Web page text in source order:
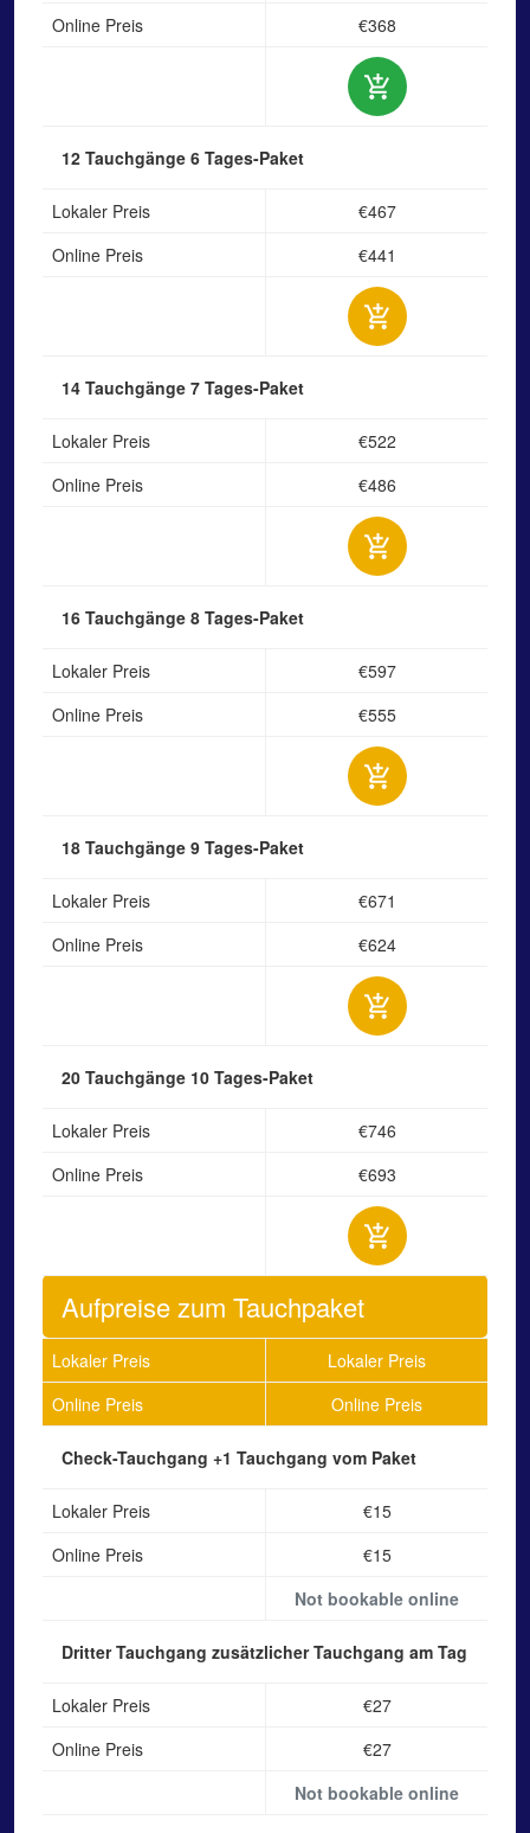
Online Preis €368
12 Tauchgänge 6 Tages-Paket
Lokaler Preis
€467
Online Preis
€441
14 Tauchgänge 7 Tages-Paket
Lokaler Preis
€522
Online Preis
€486
16 Tauchgänge 8 Tages-Paket
Lokaler Preis
€597
Online Preis
€555
18 Tauchgänge 9 Tages-Paket
Lokaler Preis
€671
Online Preis
€624
20 Tauchgänge 10 Tages-Paket
Lokaler Preis
€746
Online Preis
€693
Aufpreise zum Tauchpaket
Lokaler Preis
Lokaler Preis
Online Preis
Online Preis
Check-Tauchgang +1 Tauchgang vom Paket
Lokaler Preis
€15
Online Preis
€15
Not bookable online
Dritter Tauchgang zusätzlicher Tauchgang am Tag
Lokaler Preis
€27
Online Preis
€27
Not bookable online